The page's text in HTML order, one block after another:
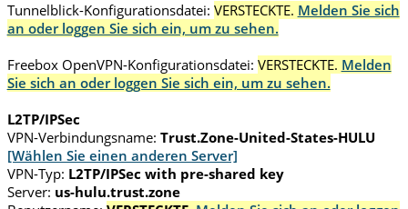
Tunnelblick-Konfigurationsdatei: VERSTECKTE. Melden Sie sich
an oder loggen Sie sich ein, um zu sehen.
Freebox OpenVPN-Konfigurationsdatei: VERSTECKTE. Melden
Sie sich an oder loggen Sie sich ein, um zu sehen.
L2TP/IPSec
VPN-Verbindungsname: Trust.Zone-United-States-HULU
[Wählen Sie einen anderen Server]
VPN-Typ: L2TP/IPSec with pre-shared key
Server: us-hulu.trust.zone